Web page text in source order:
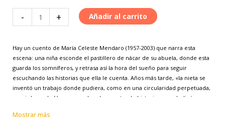
-
Andando
la
cantidad
+ Añadir al carrito
Hay un cuento de María Celeste Mendaro (1957-2003) que narra esta
escena: una niña esconde el pastillero de nácar de su abuela, donde esta
guarda los somníferos, y retrasa así la hora del sueño para seguir
escuchando las historias que ella le cuenta. Años más tarde, «la nieta se
inventó un trabajo donde pudiera, como en una circularidad perpetuada,
seguir leyendo libros, escuchando y contando historias, y se dedicó a
Mostrar más